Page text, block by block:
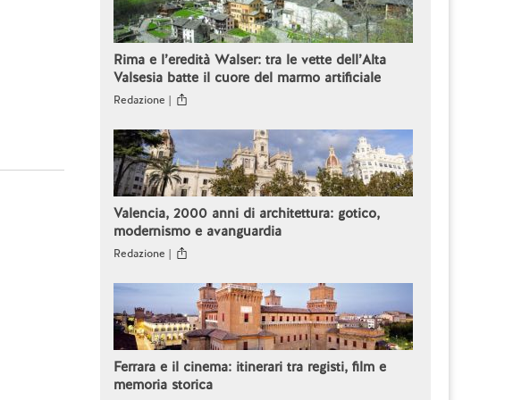
Rima e l’eredità Walser: tra le vette dell’Alta
Valsesia batte il cuore del marmo artificiale
Redazione |
Valencia, 2000 anni di architettura: gotico,
modernismo e avanguardia
Redazione |
Ferrara e il cinema: itinerari tra registi, film e
memoria storica